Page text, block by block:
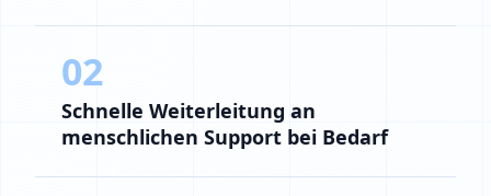
02
Schnelle Weiterleitung an
menschlichen Support bei Bedarf